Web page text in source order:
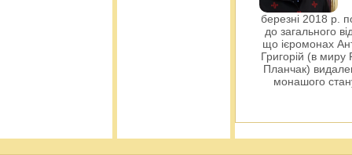
березні 2018 р.
до загального
що ієромонах
Григорій (в миру
Планчак)
монашого